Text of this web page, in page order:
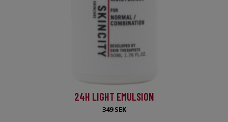
24H LIGHT EMULSION
349 SEK